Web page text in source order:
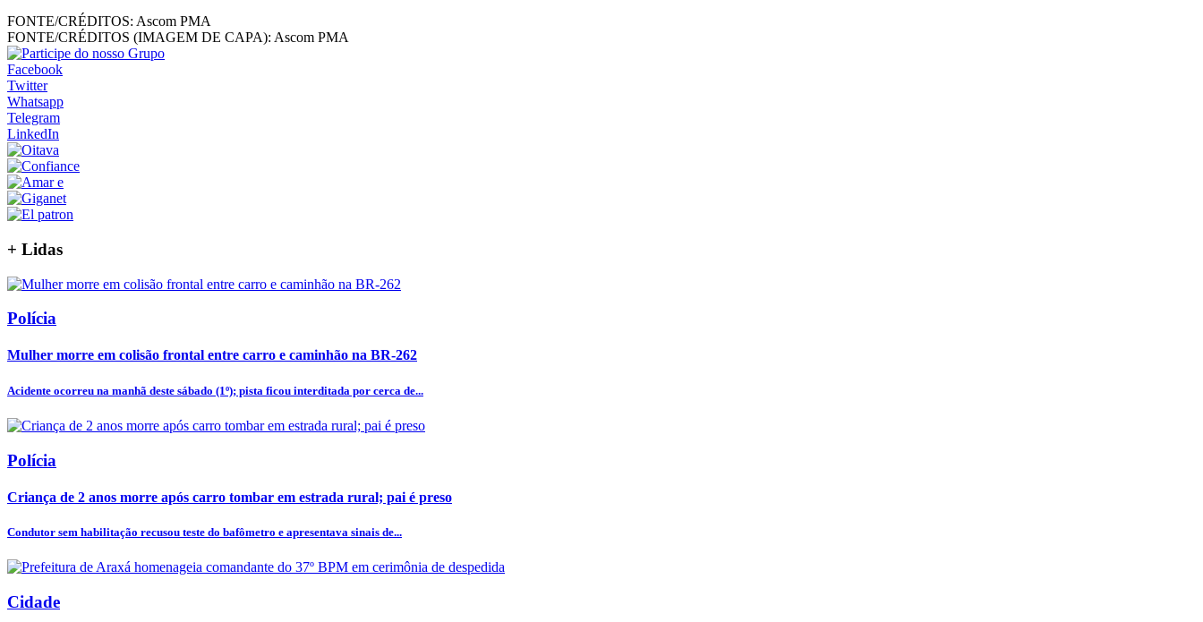
FONTE/CRÉDITOS: Ascom PMA
FONTE/CRÉDITOS (IMAGEM DE CAPA): Ascom PMA
Facebook
Twitter
Whatsapp
Telegram
LinkedIn
+ Lidas
Polícia
Mulher morre em colisão frontal entre carro e caminhão na BR-262
Acidente ocorreu na manhã deste sábado (1º); pista ficou interditada por cerca de...
Polícia
Criança de 2 anos morre após carro tombar em estrada rural; pai é preso
Condutor sem habilitação recusou teste do bafômetro e apresentava sinais de...
Cidade